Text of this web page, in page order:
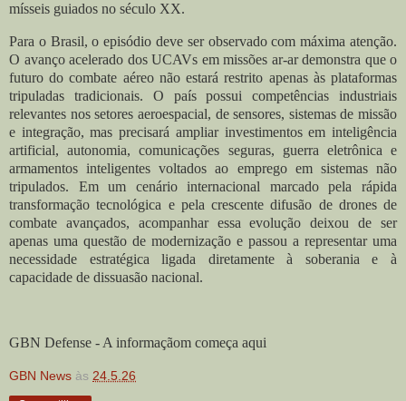
mísseis guiados no século XX.
Para o Brasil, o episódio deve ser observado com máxima atenção.
O avanço acelerado dos UCAVs em missões ar-ar demonstra que o
futuro do combate aéreo não estará restrito apenas às plataformas
tripuladas tradicionais. O país possui competências industriais
relevantes nos setores aeroespacial, de sensores, sistemas de missão
e integração, mas precisará ampliar investimentos em inteligência
artificial, autonomia, comunicações seguras, guerra eletrônica e
armamentos inteligentes voltados ao emprego em sistemas não
tripulados. Em um cenário internacional marcado pela rápida
transformação tecnológica e pela crescente difusão de drones de
combate avançados, acompanhar essa evolução deixou de ser
apenas uma questão de modernização e passou a representar uma
necessidade estratégica ligada diretamente à soberania e à
capacidade de dissuasão nacional.
GBN Defense - A informaçãom começa aqui
GBN News às 24.5.26